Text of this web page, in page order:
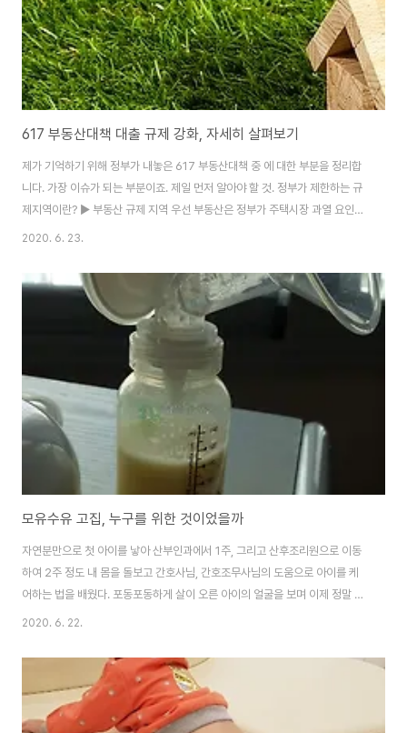
617 부동산대책 대출 규제 강화, 자세히 살펴보기
제가 기억하기 위해 정부가 내놓은 617 부동산대책 중 에 대한 부분을 정리합
니다. 가장 이슈가 되는 부분이죠. 제일 먼저 알아야 할 것. 정부가 제한하는 규
제지역이란? ▶ 부동산 규제 지역 우선 부동산은 정부가 주택시장 과열 요인을
차단하기 위한 규제지역이 있고, 비규제지역이 있습니다. 다시 규제지역으로는
하였고, 공고 후 5일이 지난 6월 23일자, 오늘 자로 토지거래허가구역이 추가
지정되었습니다. ▶ 규제지역내 주택담보대출 취급 시 전입·처분 요건 강화 기
존에는 투기지역·투기과열지구 내 시가 9억원 초과 주택 구입을 위해 주택담보
대출을 받는 경우, 1년내 전입 의..
2020. 6. 23.
모유수유 고집, 누구를 위한 것이었을까
자연분만으로 첫 아이를 낳아 산부인과에서 1주, 그리고 산후조리원으로 이동
하여 2주 정도 내 몸을 돌보고 간호사님, 간호조무사님의 도움으로 아이를 케
어하는 법을 배웠다. 포동포동하게 살이 오른 아이의 얼굴을 보며 이제 정말 산
부인과에서나 산후조리원에서 도움을 주셨던 분들의 손을 떠나 이제 오롯이 나
느끼며 산후조리원을 나왔던 기억이 아직 생생하다. 산후조리원을 나서며 볼
빵빵한 아기 얼굴을 보며 엄마를 닮았느니, 아빠를 닮았느니... 그리고 그 날 못
지 않게 태어난 지 2개월이 지나 축복이를 데리고 소아과에 갔다가 펑펑 울며
나왔던 그 날의 기억 또한 아직 생생하다. 내가 모자라서 그렇다는 둥, 무식하면
2020. 6. 22.